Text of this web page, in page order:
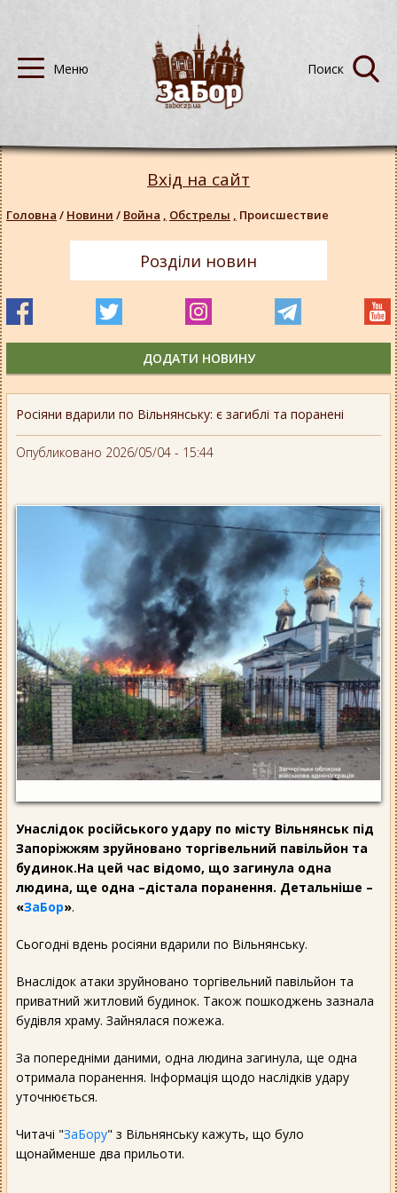
Росіяни вдарили по Вільнянську: є загиблі та поранені
Опубликовано 2026/05/04 - 15:44
Унаслідок російського удару по місту Вільнянськ під
Запоріжжям зруйновано торгівельний павільйон та
будинок.На цей час відомо, що загинула одна
людина, ще одна –дістала поранення. Детальніше –
«ЗаБор».
Сьогодні вдень росіяни вдарили по Вільнянську.
Внаслідок атаки зруйновано торгівельний павільйон та
приватний житловий будинок. Також пошкоджень зазнала
будівля храму. Зайнялася пожежа.
За попередніми даними, одна людина загинула, ще одна
отримала поранення. Інформація щодо наслідків удару
уточнюється.
Читачі "ЗаБору" з Вільнянську кажуть, що було
щонайменше два прильоти.
Вхід на сайт
Головна / Новини / Война , Обстрелы , Происшествие
Розділи новин
ДОДАТИ НОВИНУ